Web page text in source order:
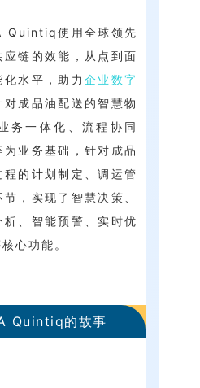
Quintiq使用全球领先
链的效能，从点到面
水平，助力 企业数字
对成品油配送的智慧物
务一体化、流程协同
业务基础，针对成品
的计划制定、调运管
，实现了智慧决策、
、智能预警、实时优
心功能。
Quintiq的故事